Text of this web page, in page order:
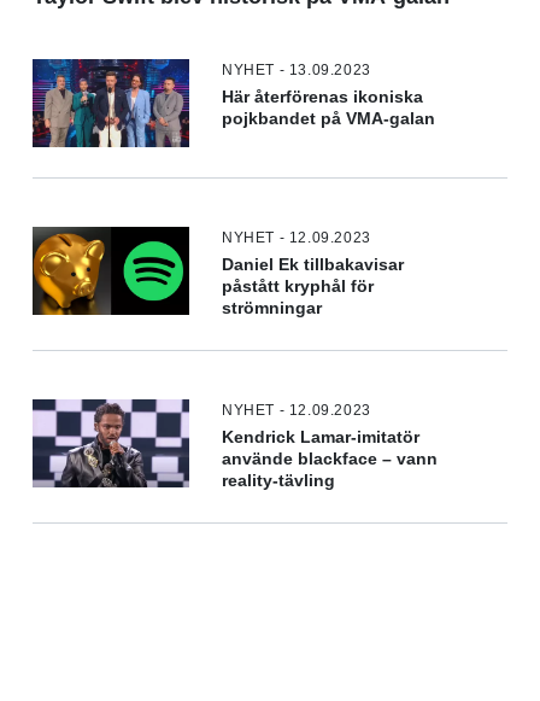
NYHET - 13.09.2023
Här återförenas ikoniska
pojkbandet på VMA-galan
NYHET - 12.09.2023
Daniel Ek tillbakavisar
påstått kryphål för
strömningar
NYHET - 12.09.2023
Kendrick Lamar-imitatör
använde blackface – vann
reality-tävling